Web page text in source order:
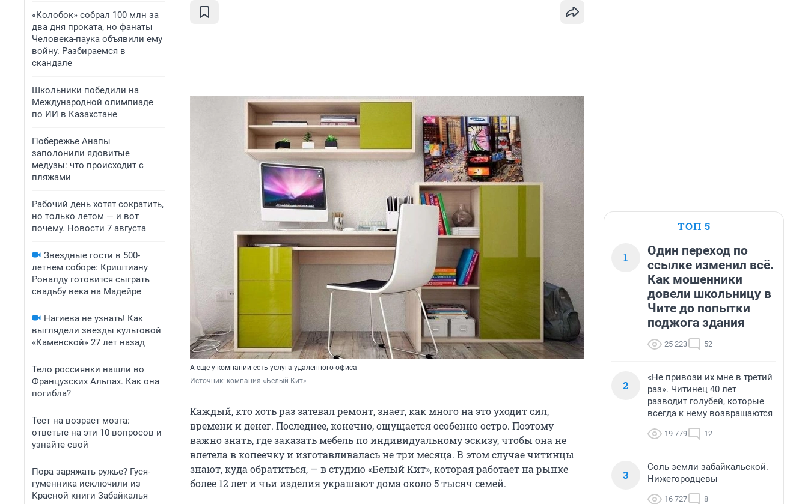
«Колобок» собрал 100 млн за
два дня проката, но фанаты
Человека-паука объявили ему
войну. Разбираемся в
скандале
Школьники победили на
Международной олимпиаде
по ИИ в Казахстане
Побережье Анапы
заполонили ядовитые
медузы: что происходит с
пляжами
Рабочий день хотят сократить,
но только летом — и вот
почему. Новости 7 августа
Звездные гости в 500-
летнем соборе: Криштиану
Роналду готовится сыграть
свадьбу века на Мадейре
Нагиева не узнать! Как
выглядели звезды культовой
«Каменской» 27 лет назад
Тело россиянки нашли во
Французских Альпах. Как она
погибла?
Тест на возраст мозга:
ответьте на эти 10 вопросов и
узнайте свой
Пора заряжать ружье? Гуся-
гуменника исключили из
Красной книги Забайкалья
А еще у компании есть услуга удаленного офиса
Источник: компания «Белый Кит»
Каждый, кто хоть раз затевал ремонт, знает, как много на это уходит сил,
времени и денег. Последнее, конечно, ощущается особенно остро. Поэтому
важно знать, где заказать мебель по индивидуальному эскизу, чтобы она не
влетела в копеечку и изготавливалась не три месяца. В этом случае читинцы
знают, куда обратиться, — в студию «Белый Кит», которая работает на рынке
более 12 лет и чьи изделия украшают дома около 5 тысяч семей.
ТОП 5
1
Один переход по
ссылке изменил всё.
Как мошенники
довели школьницу в
Чите до попытки
поджога здания
25 223 52
2
«Не привози их мне в третий
раз». Читинец 40 лет
разводит голубей, которые
всегда к нему возвращаются
19 779 12
3
Соль земли забайкальской.
Нижегородцевы
16 727 8